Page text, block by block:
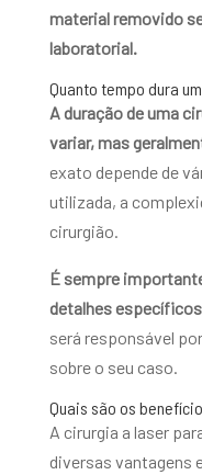
material removido
laboratorial.
Quanto tempo dura
A duração de uma
variar, mas
exato depende de
utilizada, a
cirurgião.
É sempre
detalhes
será responsável
sobre o seu caso.
Quais são os
A cirurgia a laser
diversas vantagens